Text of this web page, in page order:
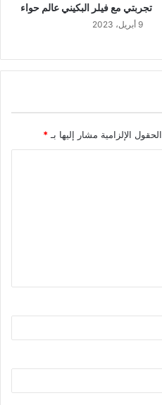
تجربتي مع فيلر البكيني عالم حواء
9 أبريل، 2023
الحقول الإلزامية مشار إليها بـ *